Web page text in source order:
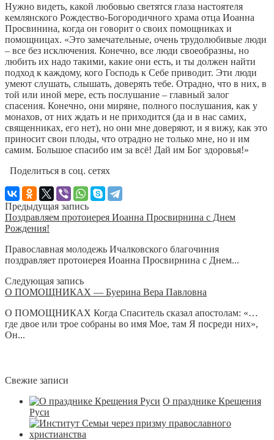
Нужно видеть, какой любовью светятся глаза настоятеля
кемлянского Рождество-Богородичного храма отца Иоанна
Просвинина, когда он говорит о своих помощниках и
помощницах. «Это замечательные, очень трудолюбивые люди
– все без исключения. Конечно, все люди своеобразны, но
любить их надо такими, какие они есть, и ты должен найти
подход к каждому, кого Господь к Себе приводит. Эти люди
умеют слушать, слышать, доверять тебе. Отрадно, что в них, в
той или иной мере, есть послушание – главный залог
спасения. Конечно, они миряне, полного послушания, как у
монахов, от них ждать и не приходится (да и в нас самих,
священниках, его нет), но они мне доверяют, и я вижу, как это
приносит свои плоды, что отрадно не только мне, но и им
самим. Большое спасибо им за всё! Дай им Бог здоровья!»
Поделиться в соц. сетях
Предыдущая запись
Поздравляем протоиерея Иоанна Просвирнина с Днем
Рождения!
Православная молодежь Ичалковского благочиния
поздравляет протоиерея Иоанна Просвирнина с Днем...
Следующая запись
О ПОМОЩНИКАХ — Буерина Вера Павловна
О ПОМОЩНИКАХ Когда Спаситель сказал апостолам: «…
где двое или трое собраны во имя Мое, там Я посреди них»,
Он...
Свежие записи
О празднике Крещения
Руси